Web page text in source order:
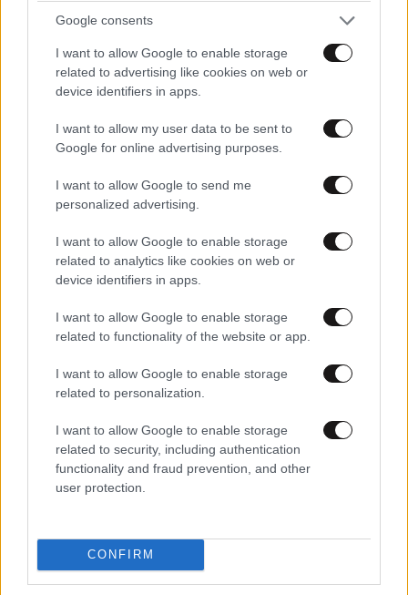
Google consents
I want to allow Google to enable storage
related to advertising like cookies on web or
device identifiers in apps.
I want to allow my user data to be sent to
Google for online advertising purposes.
I want to allow Google to send me
personalized advertising.
I want to allow Google to enable storage
related to analytics like cookies on web or
device identifiers in apps.
I want to allow Google to enable storage
related to functionality of the website or app.
I want to allow Google to enable storage
related to personalization.
I want to allow Google to enable storage
related to security, including authentication
functionality and fraud prevention, and other
user protection.
CONFIRM
Η αυτοκρατορία του «Έντικ» και ο «μεγάλος»
που φέρεται να βρίσκεται πίσω του – Τι ορίζει ο
όρος Greek Mafia